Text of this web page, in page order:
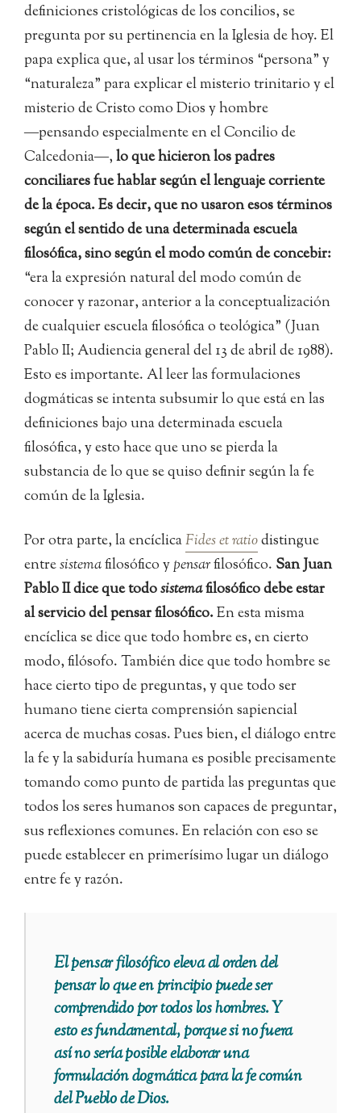
definiciones cristológicas de los concilios, se
pregunta por su pertinencia en la Iglesia de hoy. El
papa explica que, al usar los términos “persona” y
“naturaleza” para explicar el misterio trinitario y el
misterio de Cristo como Dios y hombre
―pensando especialmente en el Concilio de
Calcedonia―,lo que hicieron los padres
conciliares fue hablar según el lenguaje corriente
de la época. Es decir, que no usaron esos términos
según el sentido de una determinada escuela
filosófica, sino según el modo común de concebir:
“era la expresión natural del modo común de
conocer y razonar, anterior a la conceptualización
de cualquier escuela filosófica o teológica” (Juan
Pablo II; Audiencia general del 13 de abril de 1988).
Esto es importante. Al leer las formulaciones
dogmáticas se intenta subsumir lo que está en las
definiciones bajo una determinada escuela
filosófica, y esto hace que uno se pierda la
substancia de lo que se quiso definir según la fe
común de la Iglesia.
Por otra parte, la encíclicaFides et ratiodistingue
entresistemafilosófico ypensarfilosófico. San Juan
Pablo II dice que todosistemafilosófico debe estar
al servicio del pensar filosófico.En esta misma
encíclica se dice que todo hombre es, en cierto
modo, filósofo. También dice que todo hombre se
hace cierto tipo de preguntas, y que todo ser
humano tiene cierta comprensión sapiencial
acerca de muchas cosas. Pues bien, el diálogo entre
la fe y la sabiduría humana es posible precisamente
tomando como punto de partida las preguntas que
todos los seres humanos son capaces de preguntar,
sus reflexiones comunes. En relación con eso se
puede establecer en primerísimo lugar un diálogo
entre fe y razón.
El pensar filosófico eleva al orden del
pensarlo que en principiopuedeser
comprendido por todos los hombres. Y
esto es fundamental, porque si no fuera
así no sería posible elaborar una
formulación dogmática para la fe común
del Pueblo de Dios.